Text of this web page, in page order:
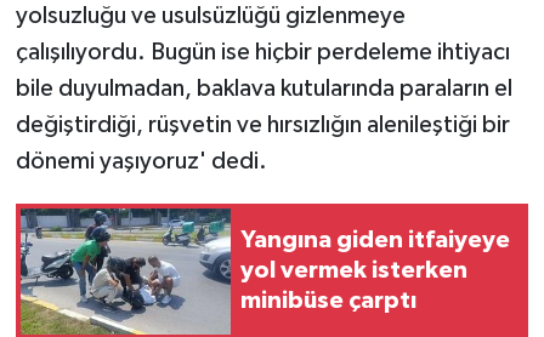
yolsuzluğu ve usulsüzlüğü gizlenmeye
çalışılıyordu. Bugün ise hiçbir perdeleme ihtiyacı
bile duyulmadan, baklava kutularında paraların el
değiştirdiği, rüşvetin ve hırsızlığın alenileştiği bir
dönemi yaşıyoruz' dedi.
Yangına giden itfaiyeye
yol vermek isterken
minibüse çarptı